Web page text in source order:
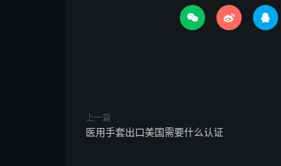
  
上一篇
医用手套出口美国需要什么认证